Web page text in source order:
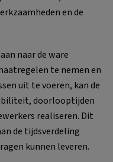
en de
naar de ware
te nemen en
uit te voeren, kan de
doorlooptijden
realiseren. Dit
de tijdsverdeling
kunnen leveren.